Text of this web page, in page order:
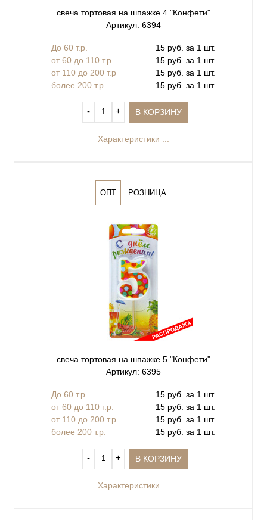
свеча тортовая на шпажке 4 "Конфети"
Артикул: 6394
До 60 т.р.
15 руб. за 1 шт.
от 60 до 110 т.р.
15 руб. за 1 шт.
от 110 до 200 т.р
15 руб. за 1 шт.
более 200 т.р.
15 руб. за 1 шт.
‐ + В КОРЗИНУ
Характеристики ...
ОПТ РОЗНИЦА
свеча тортовая на шпажке 5 "Конфети"
Артикул: 6395
До 60 т.р.
15 руб. за 1 шт.
от 60 до 110 т.р.
15 руб. за 1 шт.
от 110 до 200 т.р
15 руб. за 1 шт.
более 200 т.р.
15 руб. за 1 шт.
‐ + В КОРЗИНУ
Характеристики ...